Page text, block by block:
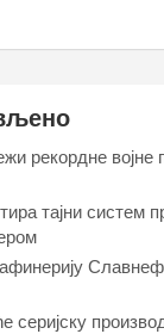
рекордне војне
тајни систем
серијску